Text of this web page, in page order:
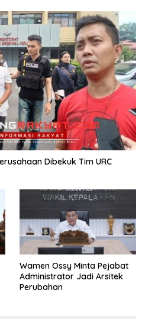
Dibekuk Tim URC
Wamen Ossy Minta Pejabat
Administrator Jadi Arsitek
Perubahan